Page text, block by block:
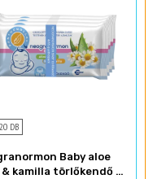
DB
Baby aloe
& kamilla törlőkendő 4